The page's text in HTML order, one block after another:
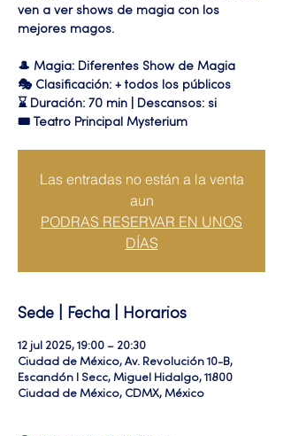
ven a ver shows de magia con los
mejores magos.
🎩 Magia: Diferentes Show de Magia
🎭 Clasificación: + todos los públicos
⌛ Duración: 70 min | Descansos: si
🎟 Teatro Principal Mysterium
Las entradas no están a la venta
aun
PODRAS RESERVAR EN UNOS
DÍAS
Sede | Fecha | Horarios
12 jul 2025, 19:00 – 20:30
Ciudad de México, Av. Revolución 10-B,
Escandón I Secc, Miguel Hidalgo, 11800
Ciudad de México, CDMX, México